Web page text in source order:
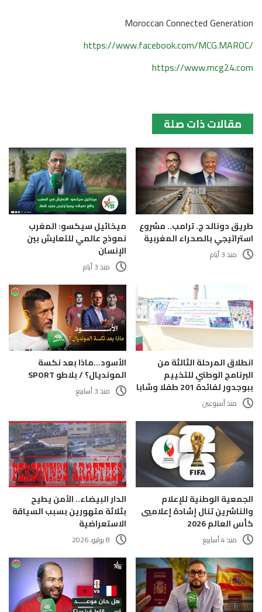
Moroccan Connected Generation
https://www.facebook.com/MCG.MAROC/
https://www.mcg24.com
مقالات ذات صلة
طريق دونالد ج. ترامب.. مشروع
استراتيجي بالصحراء المغربية
منذ 3 أيام
ميخائيل سيكسو: المغرب
نموذج عالمي للتعايش بين
الإنسان
منذ 3 أيام
انطلاق المرحلة الثالثة من
البرنامج الوطني للتخييم
ببوجدور لفائدة 201 طفلا وشابا
منذ أسبوعين
الأسود…ماذا بعد نكسة
المونديال؟ / بلاطو SPORT
منذ 3 أسابيع
الجمعية الوطنية للإعلام
والناشرين تنال إشادة إعلاميي
كأس العالم 2026
منذ 4 أسابيع
الدار البيضاء.. الأمن يطيح
بثلاثة متهورين بسبب السياقة
الاستعراضية
8 يوليو، 2026